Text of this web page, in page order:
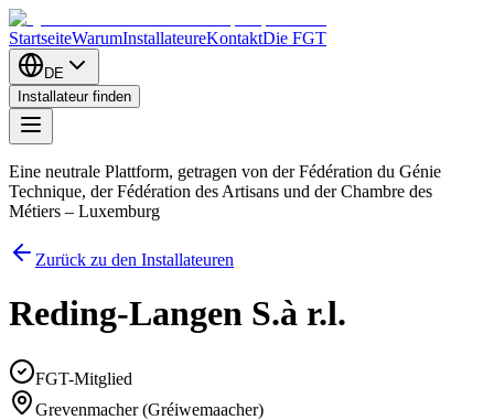
StartseiteWarumInstallateureKontaktDie FGT
DE
Installateur finden
Eine neutrale Plattform, getragen von der Fédération du Génie
Technique, der Fédération des Artisans und der Chambre des
Métiers – Luxemburg
Zurück zu den Installateuren
Reding-Langen S.à r.l.
FGT-Mitglied
Grevenmacher (Gréiwemaacher)